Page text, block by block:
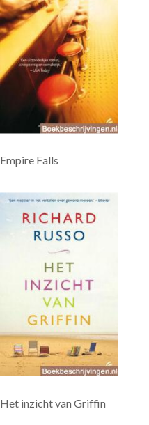
Empire Falls
Het inzicht van Griffin